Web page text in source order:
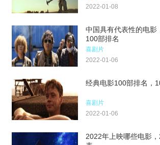
2022-01-08
中国具有代表性的电影
100部排名
喜剧片
2022-01-06
经典电影100部排名，
喜剧片
2022-01-06
2022年上映哪些电影